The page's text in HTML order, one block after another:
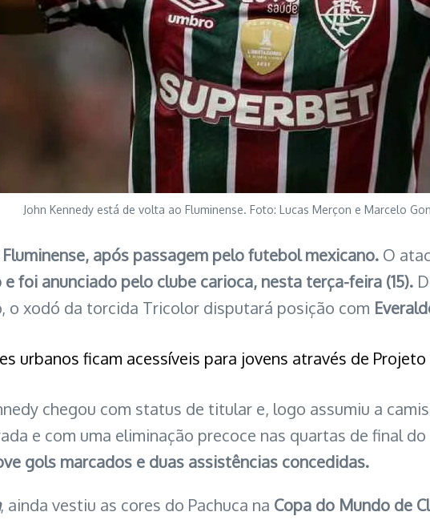
John Kennedy está de volta ao Fluminense. Foto: Lucas Merçon e Marcelo
após passagem pelo futebol mexicano. O
foi anunciado pelo clube carioca, nesta terça-feira (15).
o xodó da torcida Tricolor disputará posição com
urbanos ficam acessíveis para jovens através de
chegou com status de titular e, logo assumiu a
e com uma eliminação precoce nas quartas de final do
gols marcados e duas assistências concedidas.
, ainda vestiu as cores do Pachuca na Copa do Mundo de